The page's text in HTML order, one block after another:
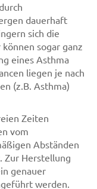
dauerhaft
sich die
sogar ganz
eines Asthma
liegen je nach
(z.B. Asthma)
Zeiten
vom
Abständen
Zur Herstellung
genauer
werden.